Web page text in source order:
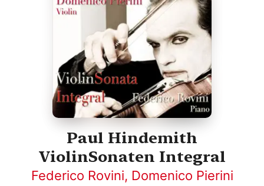
Cerca
Paul Hindemith
ViolinSonaten Integral
Federico Rovini, Domenico Pierini